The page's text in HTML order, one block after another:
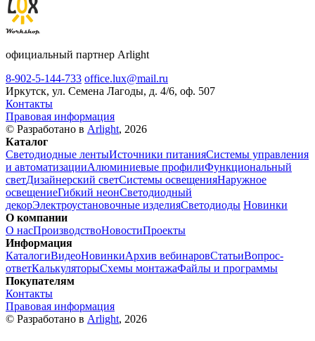
официальный партнер Arlight
8-902-5-144-733 office.lux@mail.ru
Иркутск, ул. Семена Лагоды, д. 4/6, оф. 507
Контакты
Правовая информация
© Разработано в Arlight, 2026
Каталог
Светодиодные лентыИсточники питанияСистемы управления
и автоматизацииАлюминиевые профилиФункциональный
светДизайнерский светСистемы освещенияНаружное
освещениеГибкий неонСветодиодный
декорЭлектроустановочные изделияСветодиоды Новинки
О компании
О насПроизводствоНовостиПроекты
Информация
КаталогиВидеоНовинкиАрхив вебинаровСтатьиВопрос-
ответКалькуляторыСхемы монтажаФайлы и программы
Покупателям
Контакты
Правовая информация
© Разработано в Arlight, 2026